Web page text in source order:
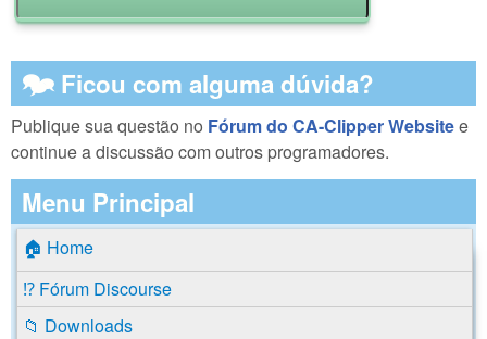
🗫 Ficou com alguma dúvida?
Publique sua questão no Fórum do CA-Clipper Websitee
continue a discussão com outros programadores.
Menu Principal
🏠 Home
⁉️ Fórum Discourse
📁 Downloads